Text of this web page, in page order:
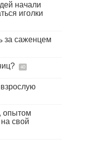
начали
иголки
за саженцем
40
опытом
свой